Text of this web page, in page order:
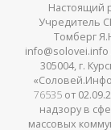
Настоящий
Учредитель
Томберг
info@solovei.info
305004, г.
76535от
надзору в
массовых